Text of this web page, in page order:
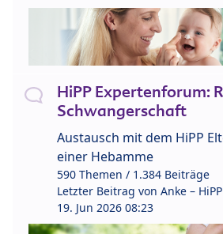
HiPP Expertenforum:
Schwangerschaft
Austausch mit dem HiPP
einer Hebamme
590 Themen / 1.384 Beiträge
Letzter Beitrag von Anke –
19. Jun 2026 08:23